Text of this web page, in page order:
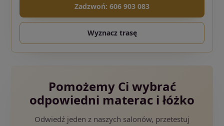
Zadzwoń: 606 903 083
Wyznacz trasę
Pomożemy Ci wybrać
odpowiedni materac i łóżko
Odwiedź jeden z naszych salonów, przetestuj